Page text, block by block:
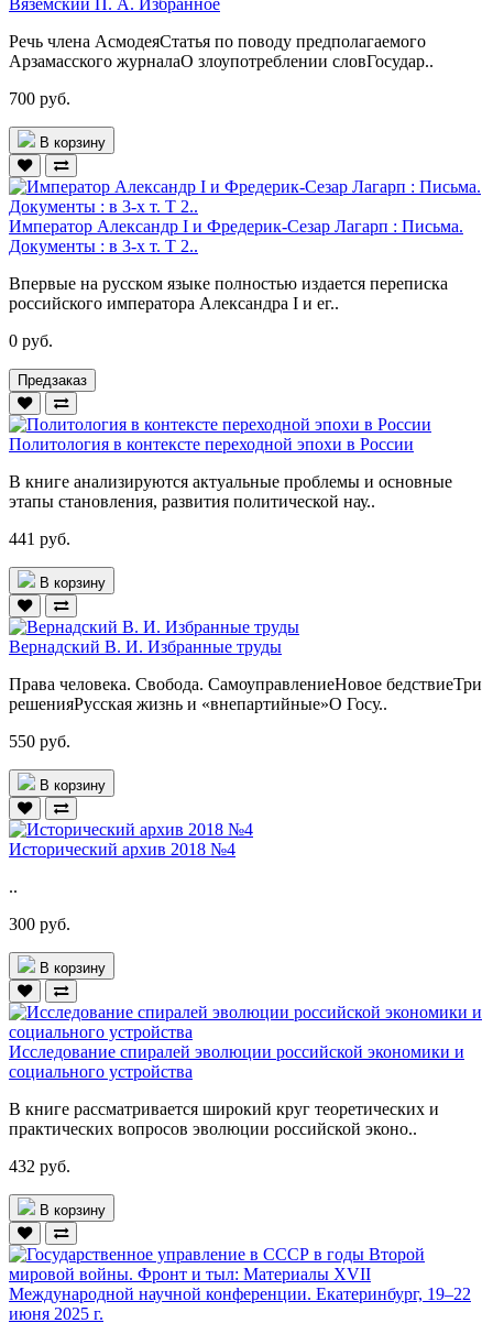
Речь члена АсмодеяСтатья по поводу предполагаемого
Арзамасского журналаО злоупотреблении словГосудар..
700 руб.
В корзину
Император Александр I и Фредерик-Сезар Лагарп : Письма.
Документы : в 3-х т. Т 2..
Впервые на русском языке полностью издается переписка
российского императора Александра I и ег..
0 руб.
Предзаказ
Политология в контексте переходной эпохи в России
В книге анализируются актуальные проблемы и основные
этапы становления, развития политической нау..
441 руб.
В корзину
Вернадский В. И. Избранные труды
Права человека. Свобода. СамоуправлениеНовое бедствиеТри
решенияРусская жизнь и «внепартийные»О Госу..
550 руб.
В корзину
Исторический архив 2018 №4
..
300 руб.
В корзину
Исследование спиралей эволюции российской экономики и
социального устройства
В книге рассматривается широкий круг теоретических и
практических вопросов эволюции российской эконо..
432 руб.
В корзину